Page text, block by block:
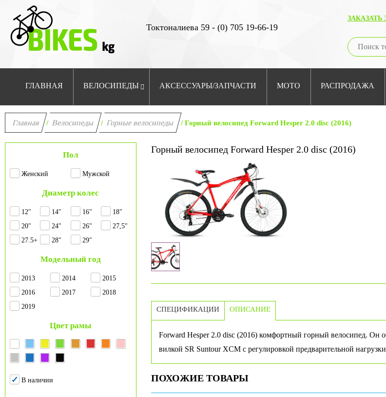
Токтоналиева 59 - (0) 705 19-66-19
ЗАКАЗАТЬ
ГЛАВНАЯ ВЕЛОСИПЕДЫ АКСЕССУАРЫ/ЗАПЧАСТИ МОТО РАСПРОДАЖА
Главная / Велосипеды / Горные велосипеды / Горный велосипед Forward Hesper 2.0 disc (2016)
Пол
Женский Мужской
Диаметр колес
12" 14" 16"
18"
20"
24" 26"
27,5"
27.5+
28" 29"
Модельный год
2013 2014
2015
2016
2017
2018
2019
Цвет рамы
В наличии
Горный велосипед Forward Hesper 2.0 disc (2016)
СПЕЦИФИКАЦИИ ОПИСАНИЕ
Forward Hesper 2.0 disc (2016) комфортный горный велосипед. Он
вилкой SR Suntour XCM с регулировкой предварительной
ПОХОЖИЕ ТОВАРЫ